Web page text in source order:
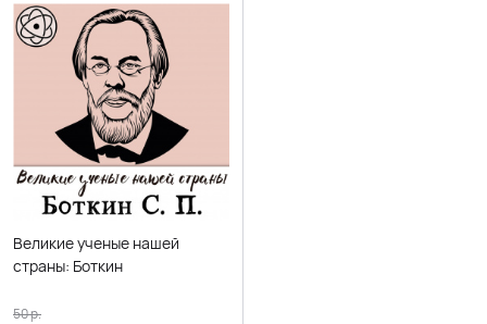
Великие ученые нашей
страны: Боткин
50р.